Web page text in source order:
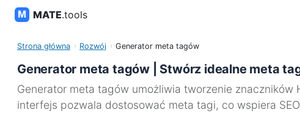
MATE.tools
Strona główna Rozwój Generator meta tagów
Generator meta tagów | Stwórz idealne meta
Generator meta tagów umożliwia tworzenie
interfejs pozwala dostosować meta tagi, co wspiera